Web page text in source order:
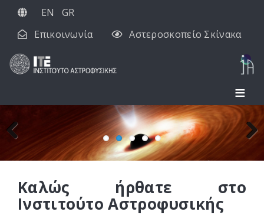
Παράκαμψη
προς
περιεχόμενο
EN
GR
Επικοινωνία
Αστεροσκοπείο Σκίνακα
Previous
Καλώς ήρθατε στο
Ινστιτούτο Αστροφυσικής